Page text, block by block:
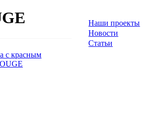
Наши проекты
Новости
Статьи